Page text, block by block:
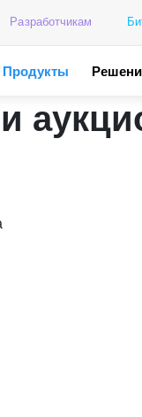
Разработчикам
Продукты